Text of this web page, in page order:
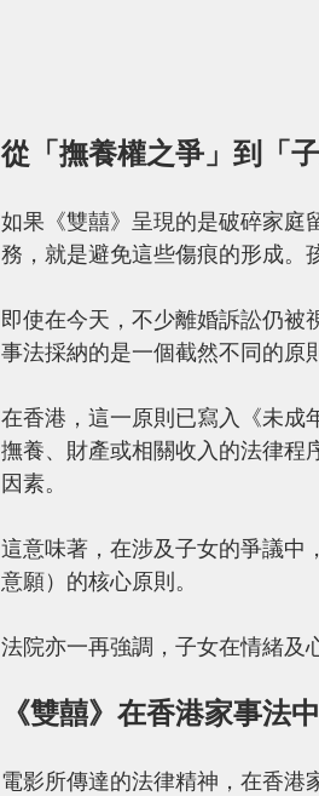
從「撫養權之爭」到「
如果《雙囍》呈現的是破碎家庭
務，就是避免這些傷痕的形成。
即使在今天，不少離婚訴訟仍
事法採納的是一個截然不同的原
在香港，這一原則已寫入《未成
撫養、財產或相關收入的法律程
因素。
這意味著，在涉及子女的爭議中
意願）的核心原則。
法院亦一再強調，子女在情緒及
《雙囍》在香港家事法
電影所傳達的法律精神，在香港